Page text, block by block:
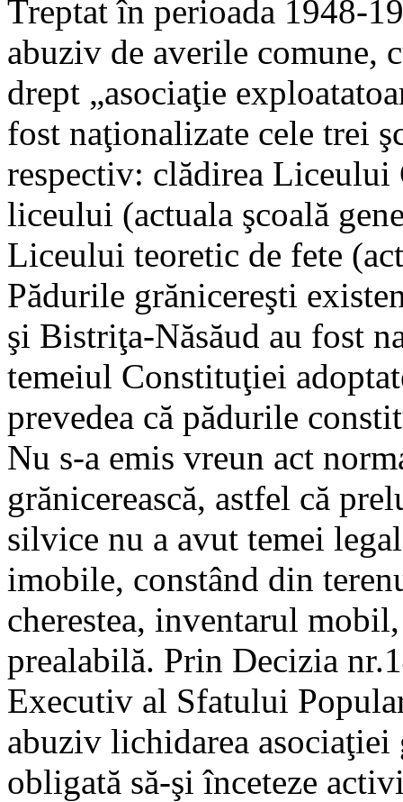
Treptat în perioada 1948-
abuziv de averile comune,
drept „asociaţie
fost naţionalizate cele trei
respectiv: clădirea
liceului (actuala şcoală
Liceului teoretic de fete
Pădurile grănicereşti
şi Bistriţa-Năsăud au fost
temeiul Constituţiei
prevedea că pădurile
Nu s-a emis vreun act
grănicerească, astfel că
silvice nu a avut temei
imobile, constând din
cherestea, inventarul
prealabilă. Prin Decizia
Executiv al Sfatului
abuziv lichidarea
obligată să-şi înceteze